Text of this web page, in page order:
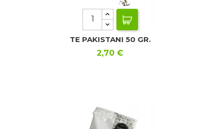
TE PAKISTANI 50 GR.
Precio
2,70 €